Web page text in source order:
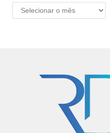
ARQUIVO